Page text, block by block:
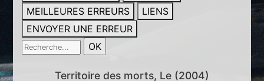
MEILLEURES ERREURS
LIENS
ENVOYER UNE ERREUR
Territoire des morts, Le (2004)